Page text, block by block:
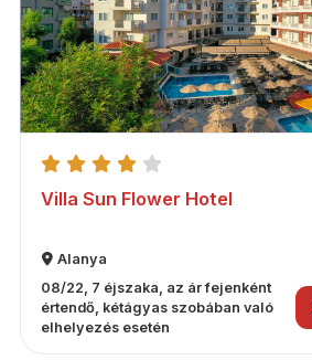
Villa Sun Flower Hotel
Alanya
08/22, 7 éjszaka, az ár fejenként
értendő, kétágyas szobában való
elhelyezés esetén